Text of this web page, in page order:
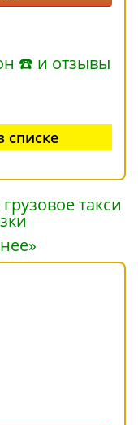
☎ и отзывы